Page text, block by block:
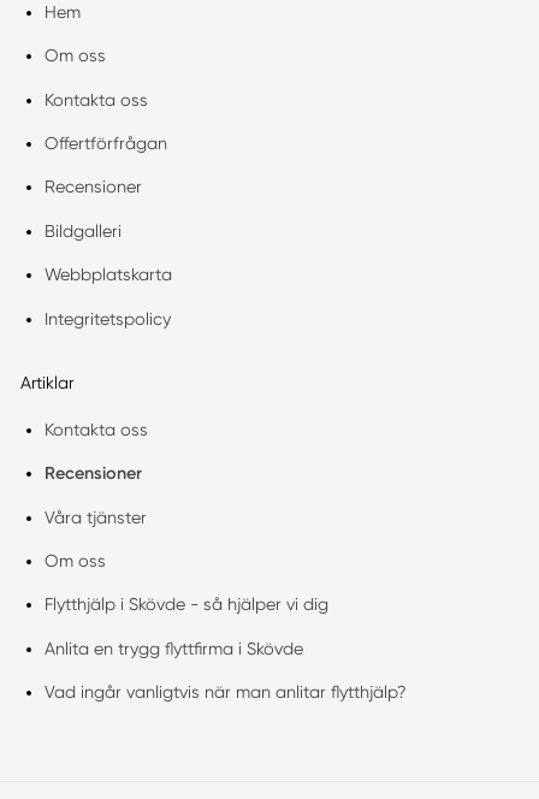
Hem
Om oss
Kontakta oss
Offertförfrågan
Recensioner
Bildgalleri
Webbplatskarta
Integritetspolicy
Artiklar
Kontakta oss
Recensioner
Våra tjänster
Om oss
Flytthjälp i Skövde - så hjälper vi dig
Anlita en trygg flyttfirma i Skövde
Vad ingår vanligtvis när man anlitar flytthjälp?